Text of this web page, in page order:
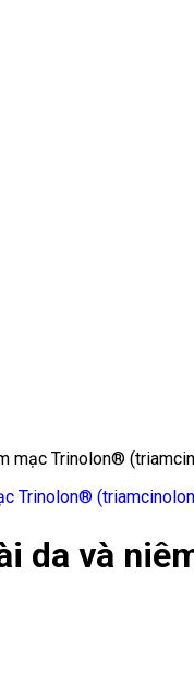
mạc Trinolon®
da và